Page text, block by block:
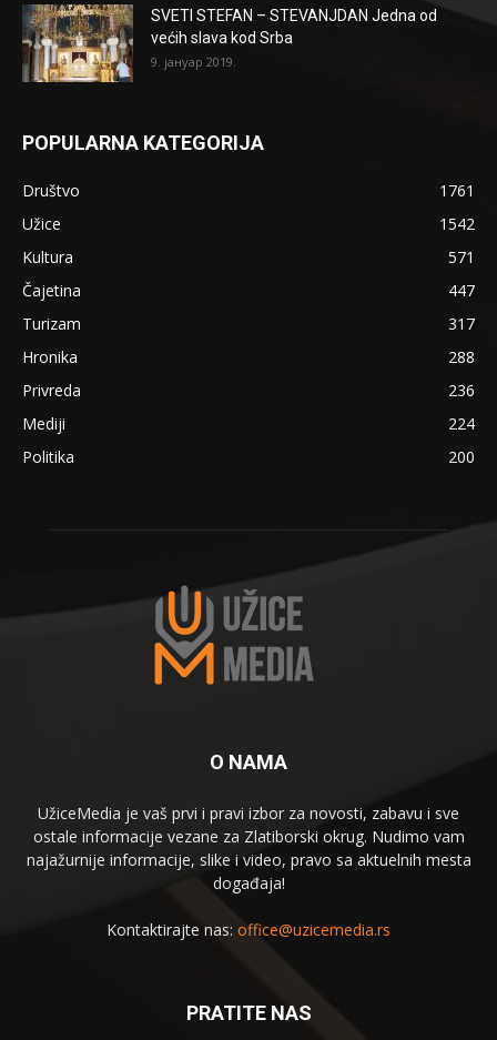
SVETI STEFAN – STEVANJDAN Jedna od
većih slava kod Srba
9. јануар 2019.
POPULARNA KATEGORIJA
Društvo
1761
Užice
1542
Kultura
571
Čajetina
447
Turizam
317
Hronika
288
Privreda
236
Mediji
224
Politika
200
O NAMA
UžiceMedia je vaš prvi i pravi izbor za novosti, zabavu i sve
ostale informacije vezane za Zlatiborski okrug. Nudimo vam
najažurnije informacije, slike i video, pravo sa aktuelnih mesta
događaja!
Kontaktirajte nas: office@uzicemedia.rs
PRATITE NAS